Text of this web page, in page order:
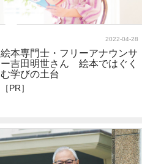
2022-04-28
絵本専門士・フリーアナウンサ
ー吉田明世さん 絵本ではぐく
む学びの土台
［PR］